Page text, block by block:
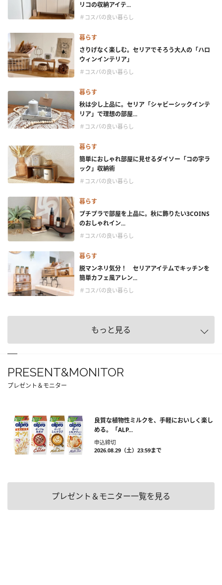
リコの収納アイテ...
＃コスパの良い暮らし
暮らす
さりげなく楽しむ。セリアでそろう大人の「ハロ
ウィンインテリア」
＃コスパの良い暮らし
暮らす
秋は少し上品に。セリア「シャビーシックインテ
リア」で理想の部屋...
＃コスパの良い暮らし
暮らす
簡単におしゃれ部屋に見せるダイソー「コの字ラ
ック」収納術
＃コスパの良い暮らし
暮らす
プチプラで部屋を上品に。秋に飾りたい3COINS
のおしゃれイン...
＃コスパの良い暮らし
暮らす
脱マンネリ気分！ セリアアイテムでキッチンを
簡単カフェ風アレン...
＃コスパの良い暮らし
もっと見る
PRESENT&MONITOR
プレゼント＆モニター
良質な植物性ミルクを、手軽においしく楽し
める。「ALP...
申込締切
2026.08.29（土）23:59まで
プレゼント＆モニター一覧を見る